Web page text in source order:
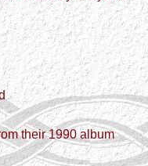
their 1990 album